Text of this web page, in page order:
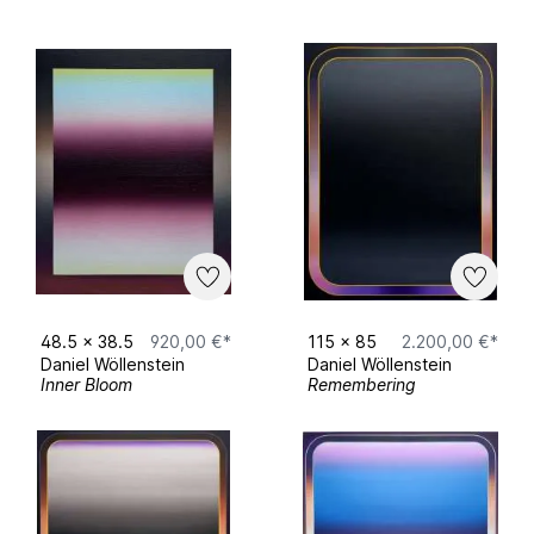
2025 afternoonprojekts mit Tom Gully, Oskar
Lovis und Gilbert Flöck - KunstWerk Köln
2026 Fragmented Realities - vonfraunberg
2026 Künstler des Monats SKM
Upcoming
Juni SKM Pop Up Ausstellung München
August SKM Community Ausstellung Leipzig
48.5 x 38.5
920,00 €*
Daniel Wöllenstein
Inner Bloom
115 x 85
2.200,00 €*
Daniel Wöllenstein
Remembering